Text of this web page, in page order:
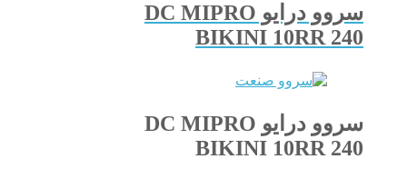
سروو درایو DC MIPRO
BIKINI 10RR 240
سروو درایو DC MIPRO
BIKINI 10RR 240